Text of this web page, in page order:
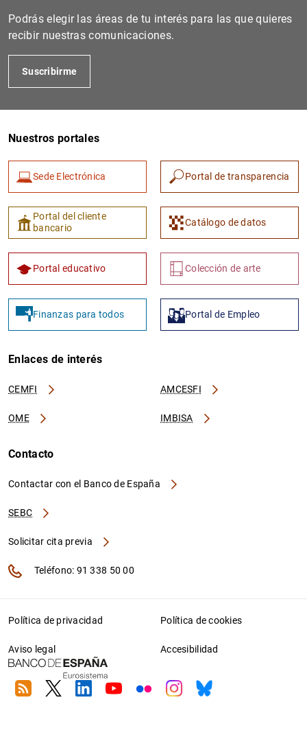
Podrás elegir las áreas de tu interés para las que quieres
recibir nuestras comunicaciones.
Suscribirme
Nuestros portales
Sede Electrónica Portal de transparencia
Portal del cliente
bancario
Catálogo de datos
Portal educativo Colección de arte
Finanzas para todos Portal de Empleo
Enlaces de interés
CEMFI AMCESFI
OME IMBISA
Contacto
Contactar con el Banco de España
SEBC
Solicitar cita previa
Teléfono: 91 338 50 00
Política de privacidad Política de cookies
Aviso legal Accesibilidad
RSS TwitterLinkedin
YoutubeFlickrInstagram
Bluesky